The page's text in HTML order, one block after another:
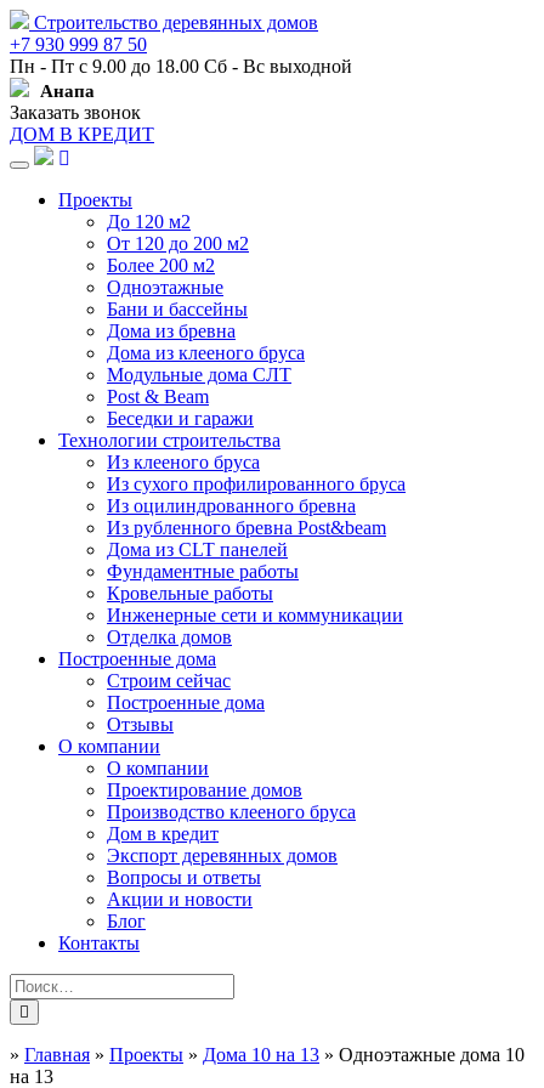
Строительство деревянных домов
+7 930 999 87 50
Пн - Пт с 9.00 до 18.00 Сб - Вс выходной
Анапа
Заказать звонок
ДОМ В КРЕДИТ
Навигация
Проекты
До 120 м2
От 120 до 200 м2
Более 200 м2
Одноэтажные
Бани и бассейны
Дома из бревна
Дома из клееного бруса
Модульные дома СЛТ
Post & Beam
Беседки и гаражи
Технологии строительства
Из клееного бруса
Из сухого профилированного бруса
Из оцилиндрованного бревна
Из рубленного бревна Post&beam
Дома из CLT панелей
Фундаментные работы
Кровельные работы
Инженерные сети и коммуникации
Отделка домов
Построенные дома
Строим сейчас
Построенные дома
Отзывы
О компании
О компании
Проектирование домов
Производство клееного бруса
Дом в кредит
Экспорт деревянных домов
Вопросы и ответы
Акции и новости
Блог
Контакты
» Главная » Проекты » Дома 10 на 13 » Одноэтажные дома 10
на 13